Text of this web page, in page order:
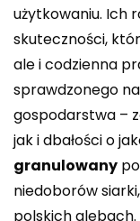
użytkowaniu. Ich
skuteczności,
ale i codzienna
sprawdzonego
gospodarstwa –
jak i dbałości o
granulowany
niedoborów
polskich